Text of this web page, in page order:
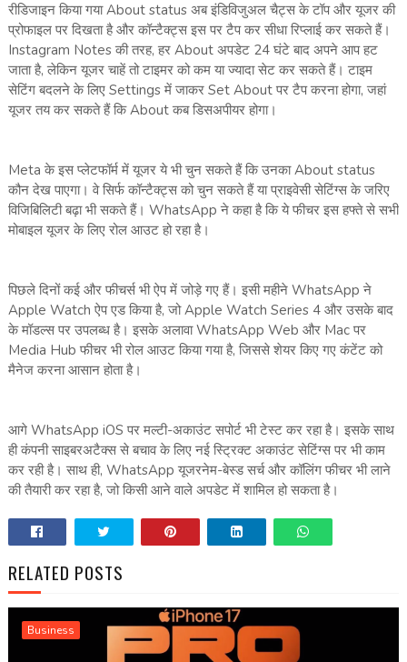
रीडिजाइन किया गया About status अब इंडिविजुअल चैट्स के टॉप और यूजर की
प्रोफाइल पर दिखता है और कॉन्टैक्ट्स इस पर टैप कर सीधा रिप्लाई कर सकते हैं।
Instagram Notes की तरह, हर About अपडेट 24 घंटे बाद अपने आप हट
जाता है, लेकिन यूजर चाहें तो टाइमर को कम या ज्यादा सेट कर सकते हैं। टाइम
सेटिंग बदलने के लिए Settings में जाकर Set About पर टैप करना होगा, जहां
यूजर तय कर सकते हैं कि About कब डिसअपीयर होगा।
Meta के इस प्लेटफॉर्म में यूजर ये भी चुन सकते हैं कि उनका About status
कौन देख पाएगा। वे सिर्फ कॉन्टैक्ट्स को चुन सकते हैं या प्राइवेसी सेटिंग्स के जरिए
विजिबिलिटी बढ़ा भी सकते हैं। WhatsApp ने कहा है कि ये फीचर इस हफ्ते से सभी
मोबाइल यूजर के लिए रोल आउट हो रहा है।
पिछले दिनों कई और फीचर्स भी ऐप में जोड़े गए हैं। इसी महीने WhatsApp ने
Apple Watch ऐप एड किया है, जो Apple Watch Series 4 और उसके बाद
के मॉडल्स पर उपलब्ध है। इसके अलावा WhatsApp Web और Mac पर
Media Hub फीचर भी रोल आउट किया गया है, जिससे शेयर किए गए कंटेंट को
मैनेज करना आसान होता है।
आगे WhatsApp iOS पर मल्टी-अकाउंट सपोर्ट भी टेस्ट कर रहा है। इसके साथ
ही कंपनी साइबरअटैक्स से बचाव के लिए नई स्ट्रिक्ट अकाउंट सेटिंग्स पर भी काम
कर रही है। साथ ही, WhatsApp यूजरनेम-बेस्ड सर्च और कॉलिंग फीचर भी लाने
की तैयारी कर रहा है, जो किसी आने वाले अपडेट में शामिल हो सकता है।
RELATED POSTS
Business